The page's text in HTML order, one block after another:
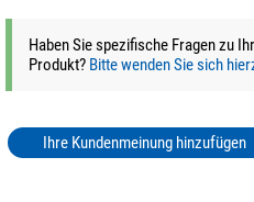
Haben Sie spezifische Fragen zu
Produkt? Bitte wenden Sie sich
Ihre Kundenmeinung hinzufügen